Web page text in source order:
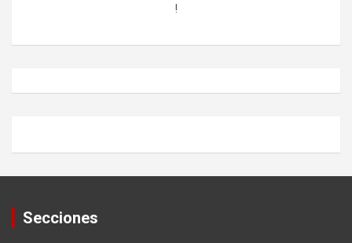
!
Secciones